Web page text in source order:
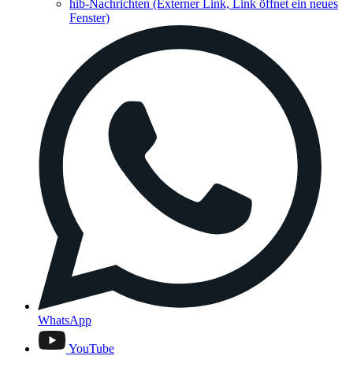
hib-Nachrichten (Externer Link, Link öffnet ein neues
Fenster)
WhatsApp
YouTube